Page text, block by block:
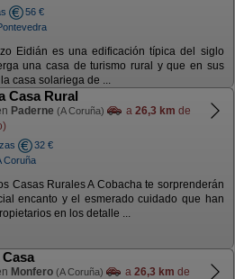
56 €
Eidián es una edificación típica del siglo
una casa de turismo rural y que en sus
casa solariega de ...
Casa Rural
Paderne (A Coruña) a 26,3 km de
32 €
Coruña
Casas Rurales A Cobacha te sorprenderán
encanto y el esmerado cuidado que han
en los detalle ...
Monfero (A Coruña) a 26,3 km de